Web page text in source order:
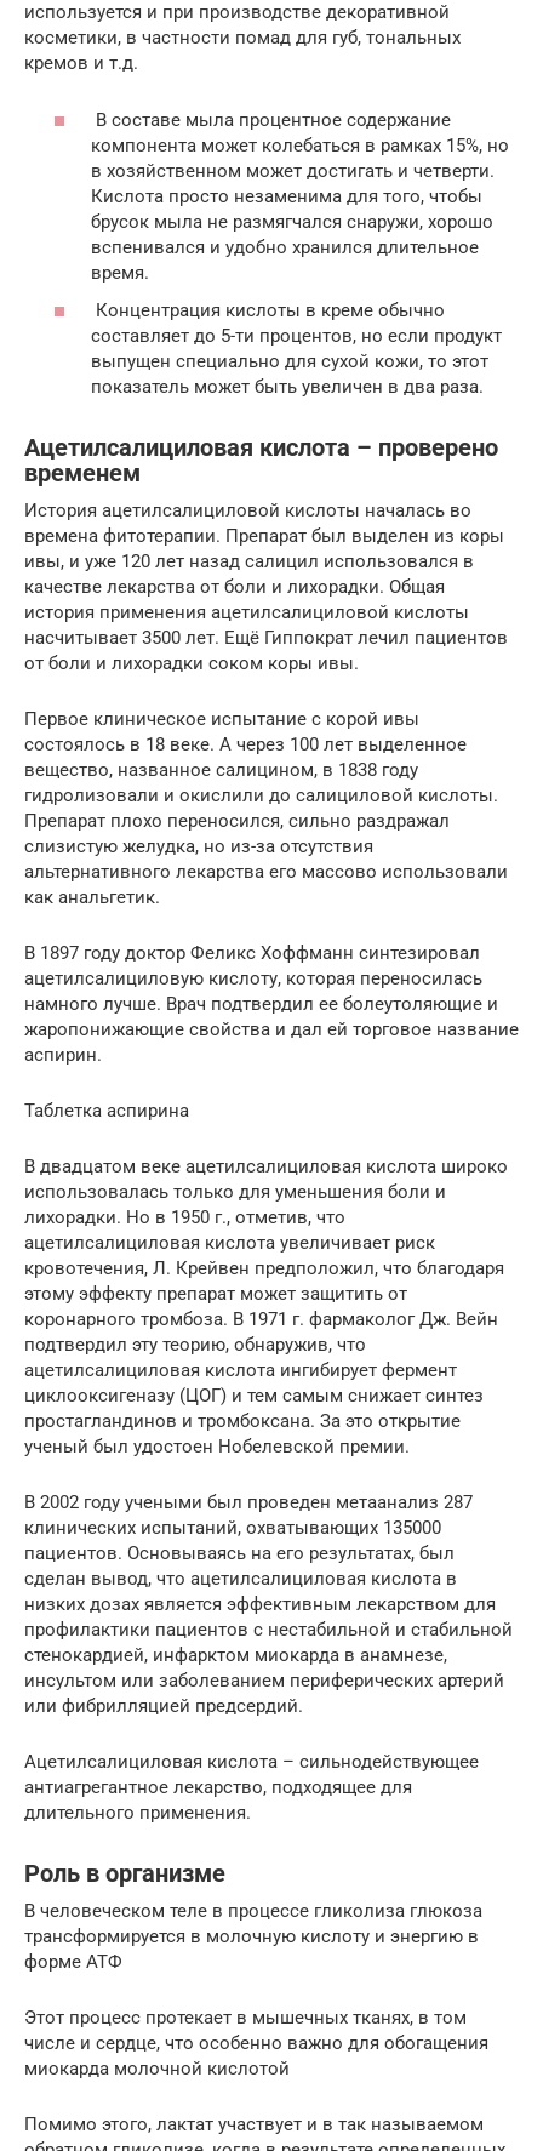
используется и при производстве декоративной
косметики, в частности помад для губ, тональных
кремов и т.д.
В составе мыла процентное содержание
компонента может колебаться в рамках 15%, но
в хозяйственном может достигать и четверти.
Кислота просто незаменима для того, чтобы
брусок мыла не размягчался снаружи, хорошо
вспенивался и удобно хранился длительное
время.
Концентрация кислоты в креме обычно
составляет до 5-ти процентов, но если продукт
выпущен специально для сухой кожи, то этот
показатель может быть увеличен в два раза.
Ацетилсалициловая кислота – проверено
временем
История ацетилсалициловой кислоты началась во
времена фитотерапии. Препарат был выделен из коры
ивы, и уже 120 лет назад салицил использовался в
качестве лекарства от боли и лихорадки. Общая
история применения ацетилсалициловой кислоты
насчитывает 3500 лет. Ещё Гиппократ лечил пациентов
от боли и лихорадки соком коры ивы.
Первое клиническое испытание с корой ивы
состоялось в 18 веке. А через 100 лет выделенное
вещество, названное салицином, в 1838 году
гидролизовали и окислили до салициловой кислоты.
Препарат плохо переносился, сильно раздражал
слизистую желудка, но из-за отсутствия
альтернативного лекарства его массово использовали
как анальгетик.
В 1897 году доктор Феликс Хоффманн синтезировал
ацетилсалициловую кислоту, которая переносилась
намного лучше. Врач подтвердил ее болеутоляющие и
жаропонижающие свойства и дал ей торговое название
аспирин.
Таблетка аспирина
В двадцатом веке ацетилсалициловая кислота широко
использовалась только для уменьшения боли и
лихорадки. Но в 1950 г., отметив, что
ацетилсалициловая кислота увеличивает риск
кровотечения, Л. Крейвен предположил, что благодаря
этому эффекту препарат может защитить от
коронарного тромбоза. В 1971 г. фармаколог Дж. Вейн
подтвердил эту теорию, обнаружив, что
ацетилсалициловая кислота ингибирует фермент
циклооксигеназу (ЦОГ) и тем самым снижает синтез
простагландинов и тромбоксана. За это открытие
ученый был удостоен Нобелевской премии.
В 2002 году учеными был проведен метаанализ 287
клинических испытаний, охватывающих 135000
пациентов. Основываясь на его результатах, был
сделан вывод, что ацетилсалициловая кислота в
низких дозах является эффективным лекарством для
профилактики пациентов с нестабильной и стабильной
стенокардией, инфарктом миокарда в анамнезе,
инсультом или заболеванием периферических артерий
или фибрилляцией предсердий.
Ацетилсалициловая кислота – сильнодействующее
антиагрегантное лекарство, подходящее для
длительного применения.
Роль в организме
В человеческом теле в процессе гликолиза глюкоза
трансформируется в молочную кислоту и энергию в
форме АТФ
Этот процесс протекает в мышечных тканях, в том
числе и сердце, что особенно важно для обогащения
миокарда молочной кислотой
Помимо этого, лактат участвует и в так называемом